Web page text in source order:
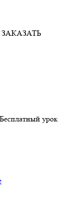
ЗАКАЗАТЬ
Бесплатный урок